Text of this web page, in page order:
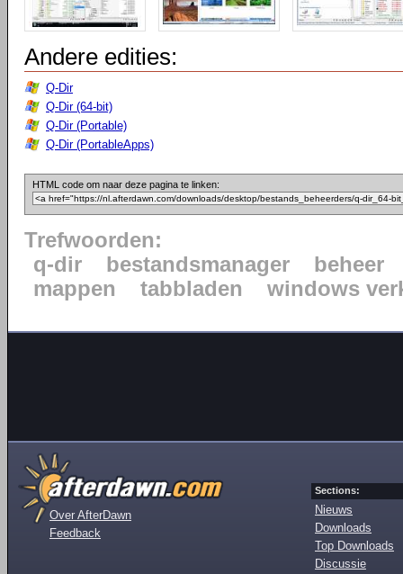
Andere edities:
Q-Dir
Q-Dir (64-bit)
Q-Dir (Portable)
Q-Dir (PortableApps)
HTML code om naar deze pagina te linken:
Trefwoorden:
q-dir
bestandsmanager
beheer
mappen
tabbladen windows
Over AfterDawn
Feedback
Sections:
Nieuws
Downloads
Top Downloads
Discussie